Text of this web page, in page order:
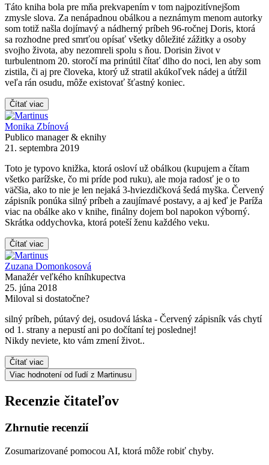
Táto kniha bola pre mňa prekvapením v tom najpozitívnejšom
zmysle slova. Za nenápadnou obálkou a neznámym menom autorky
som totiž našla dojímavý a nádherný príbeh 96-ročnej Doris, ktorá
sa rozhodne pred smrťou opísať všetky dôležité zážitky a osoby
svojho života, aby nezomreli spolu s ňou. Dorisin život v
turbulentnom 20. storočí ma prinútil čítať dlho do noci, len aby som
zistila, či aj pre človeka, ktorý už stratil akúkoľvek nádej a útŕžil
veľa rán osudu, môže existovať šťastný koniec.
Čítať viac
Monika Zbínová
Publico manager & eknihy
21. septembra 2019
Toto je typovo knižka, ktorá osloví už obálkou (kupujem a čítam
všetko parížske, čo mi príde pod ruku), ale moja radosť je o to
väčšia, ako to nie je len nejaká 3-hviezdičková šedá myška. Červený
zápisník ponúka silný príbeh a zaujímavé postavy, a aj keď je Paríža
viac na obálke ako v knihe, finálny dojem bol napokon výborný.
Skrátka oddychovka, ktorá poteší ženu každého veku.
Čítať viac
Zuzana Domonkosová
Manažér veľkého kníhkupectva
25. júna 2018
Miloval si dostatočne?
silný príbeh, pútavý dej, osudová láska - Červený zápisník vás chytí
od 1. strany a nepustí ani po dočítaní tej poslednej!
Nikdy neviete, kto vám zmení život..
Čítať viac
Viac hodnotení od ľudí z Martinusu
Recenzie čitateľov
Zhrnutie recenzií
Zosumarizované pomocou AI, ktorá môže robiť chyby.